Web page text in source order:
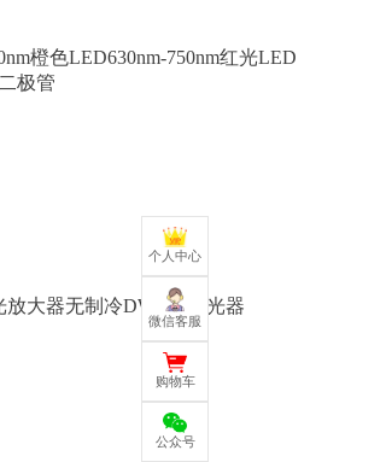
橙色LED630nm-750nm红光LED
极管
放大器无制冷DWDM激光器
个人中心
微信客服
购物车
公众号